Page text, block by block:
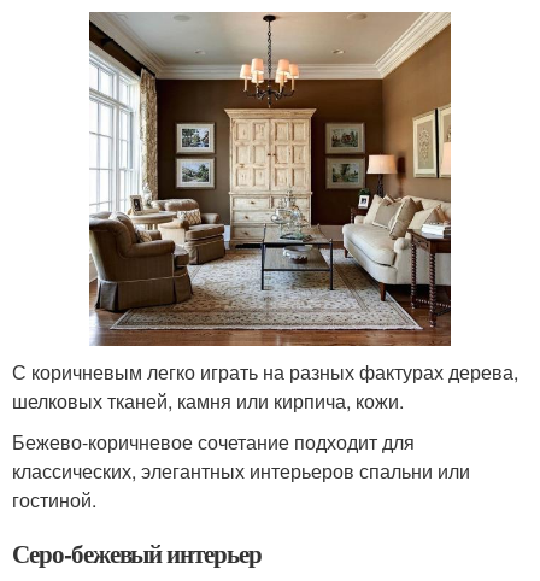
С коричневым легко играть на разных фактурах дерева,
шелковых тканей, камня или кирпича, кожи.
Бежево-коричневое сочетание подходит для
классических, элегантных интерьеров спальни или
гостиной.
Серо-бежевый интерьер